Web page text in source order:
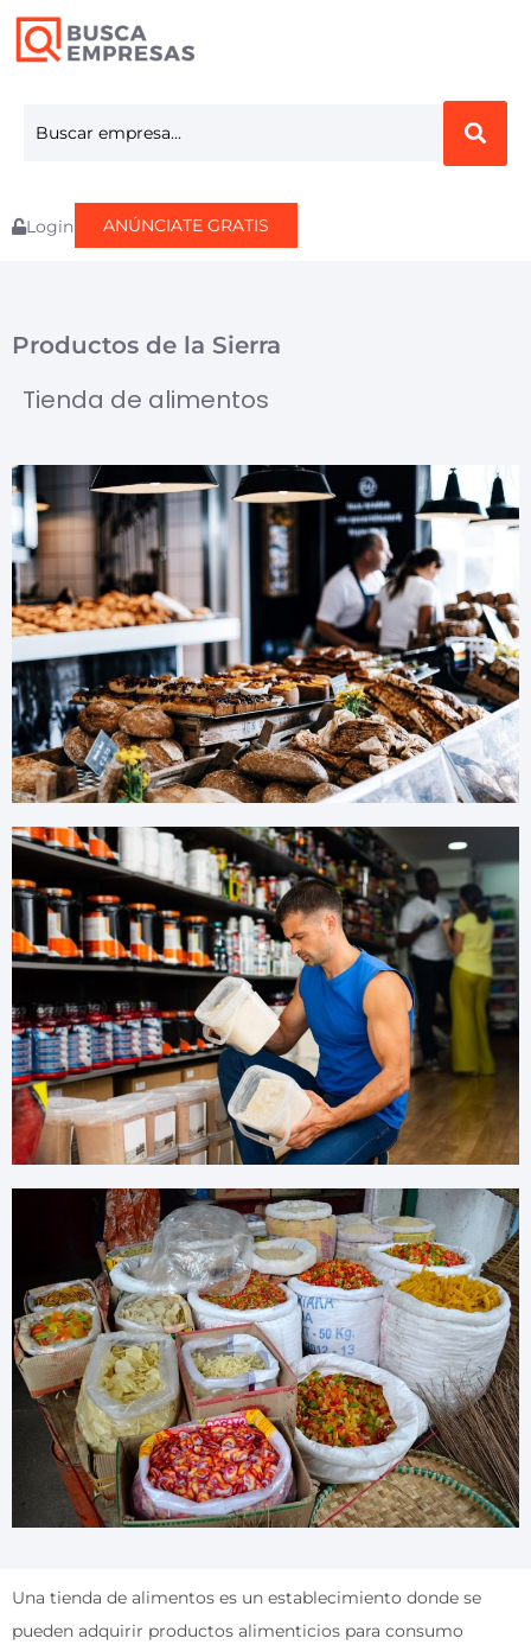
Login ANÚNCIATE GRATIS
Productos de la Sierra
Tienda de alimentos
Una tienda de alimentos es un establecimiento donde se
pueden adquirir productos alimenticios para consumo